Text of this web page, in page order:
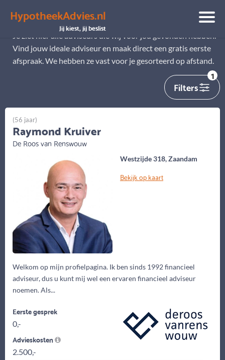
HypotheekAdvies.nl
Jij kiest, jij beslist
Alle adviseurs
Je ziet hier alle adviseurs die wij voor jou gevonden hebben.
Vind jouw ideale adviseur en maak direct een gratis eerste
afspraak. We hebben ze vast voor je gesorteerd op afstand.
Filters
1
Westzijde 318, Zaandam
Bekijk op kaart
Welkom op mijn profielpagina. Ik ben sinds 1992 financieel
adviseur, dus u kunt mij wel een ervaren financieel adviseur
noemen. Als...
(56 jaar)
Raymond Kruiver
De Roos van Renswouw
Eerste gesprek
0,-
Advieskosten
2.500,-